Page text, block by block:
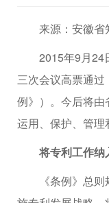
来源：安徽省
2015年9月24
三次会议高票通
例》）。今后将由
运用、保护、管理
将专利工作纳
《条例》总则